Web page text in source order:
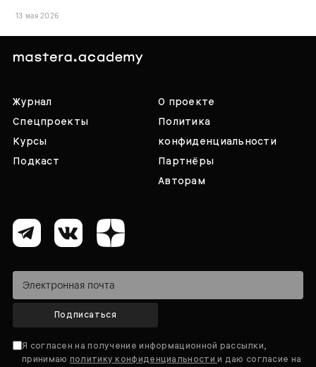
13 мая 2026
Журнал
Спецпроекты
Курсы
Подкаст
О проекте
Политика
конфиденциальности
Партнёры
Авторам
Подписаться
Я согласен на получение информационной рассылки,
принимаю политику конфиденциальностии даю согласие на